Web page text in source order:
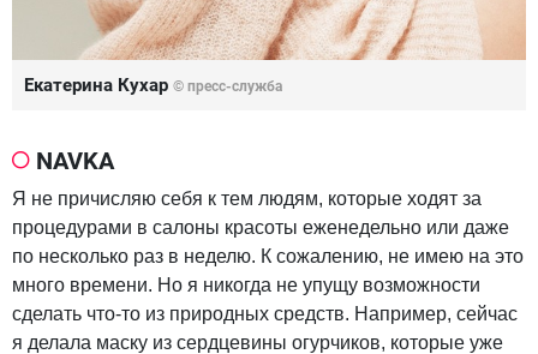
Екатерина Кухар © пресс-служба
NAVKA
Я не причисляю себя к тем людям, которые ходят за
процедурами в салоны красоты еженедельно или даже
по несколько раз в неделю. К сожалению, не имею на это
много времени. Но я никогда не упущу возможности
сделать что-то из природных средств. Например, сейчас
я делала маску из сердцевины огурчиков, которые уже